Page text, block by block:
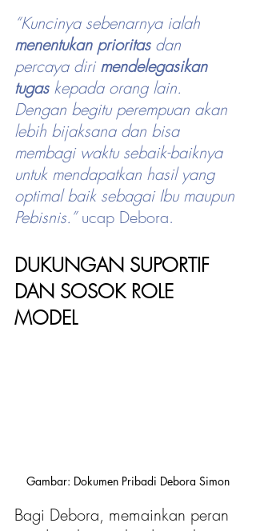
“Kuncinya sebenarnya ialah
menentukan prioritas dan
percaya diri mendelegasikan
tugas kepada orang lain.
Dengan begitu perempuan akan
lebih bijaksana dan bisa
membagi waktu sebaik-baiknya
untuk mendapatkan hasil yang
optimal baik sebagai Ibu maupun
Pebisnis.” ucap Debora.
DUKUNGAN SUPORTIF
DAN SOSOK ROLE
MODEL
Gambar: Dokumen Pribadi Debora Simon
Bagi Debora, memainkan peran